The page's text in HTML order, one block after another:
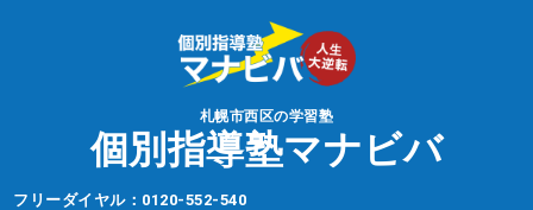
札幌市西区の学習塾
個別指導塾マナビバ
フリーダイヤル： 0120-552-540